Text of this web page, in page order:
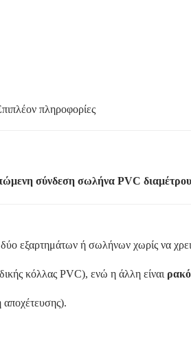
πληροφορίες
σύνδεση σωλήνα PVC
δύο εξαρτημάτων ή σωλήνων χωρίς να
κόλλας PVC), ενώ η άλλη είναι